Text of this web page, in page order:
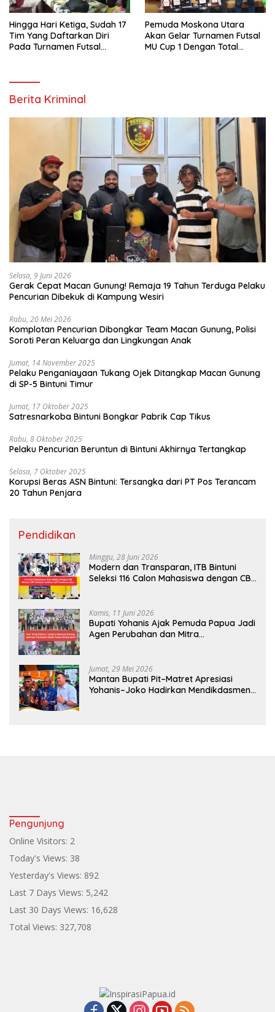
Hingga Hari Ketiga, Sudah 17
Tim Yang Daftarkan Diri
Pada Turnamen Futsal
Pemuda Moskona Utara
Akan Gelar Turnamen Futsal
MU Cup 1 Dengan Total
Berita Kriminal
Selasa, 9 Juni 2026
Gerak Cepat Macan Gunung! Remaja 19 Tahun Terduga Pelaku
Pencurian Dibekuk di Kampung Wesiri
Rabu, 20 Mei 2026
Komplotan Pencurian Dibongkar Team Macan Gunung, Polisi
Soroti Peran Keluarga dan Lingkungan Anak
Jumat, 14 November 2025
Pelaku Penganiayaan Tukang Ojek Ditangkap Macan Gunung
di SP-5 Bintuni Timur
Jumat, 17 Oktober 2025
Satresnarkoba Bintuni Bongkar Pabrik Cap Tikus
Rabu, 8 Oktober 2025
Pelaku Pencurian Beruntun di Bintuni Akhirnya Tertangkap
Selasa, 7 Oktober 2025
Korupsi Beras ASN Bintuni: Tersangka dari PT Pos Terancam
20 Tahun Penjara
Pendidikan
Minggu, 28 Juni 2026
Modern dan Transparan, ITB Bintuni
Seleksi 116 Calon Mahasiswa dengan CBT
Kamis, 11 Juni 2026
Bupati Yohanis Ajak Pemuda Papua Jadi
Agen Perubahan dan Mitra
Jumat, 29 Mei 2026
Mantan Bupati Pit–Matret Apresiasi
Yohanis–Joko Hadirkan Mendikdasmen
Pengunjung
Online Visitors: 2
Today's Views: 38
Yesterday's Views: 892
Last 7 Days Views: 5,242
Last 30 Days Views: 16,628
Total Views: 327,708